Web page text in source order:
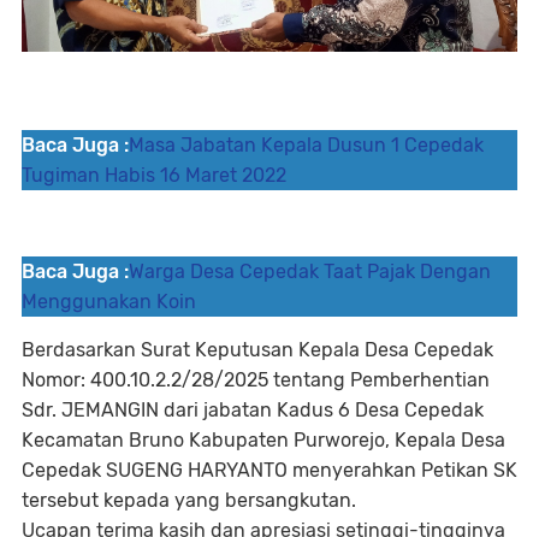
Baca Juga :Masa Jabatan Kepala Dusun 1 Cepedak
Tugiman Habis 16 Maret 2022
Baca Juga :Warga Desa Cepedak Taat Pajak Dengan
Menggunakan Koin
Berdasarkan Surat Keputusan Kepala Desa Cepedak
Nomor: 400.10.2.2/28/2025 tentang Pemberhentian
Sdr. JEMANGIN dari jabatan Kadus 6 Desa Cepedak
Kecamatan Bruno Kabupaten Purworejo, Kepala Desa
Cepedak SUGENG HARYANTO menyerahkan Petikan SK
tersebut kepada yang bersangkutan.
Ucapan terima kasih dan apresiasi setinggi-tingginya